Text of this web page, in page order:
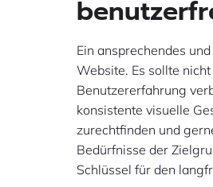
Ein ansprechendes
Website. Es sollte
Benutzererfahrung
konsistente visuelle
zurechtfinden und
Bedürfnisse der
Schlüssel für den